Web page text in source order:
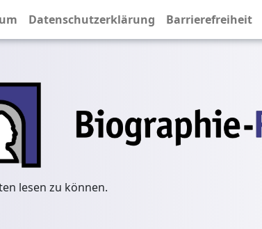
Datenschutzerklärung Barrierefreiheit
lesen zu können.